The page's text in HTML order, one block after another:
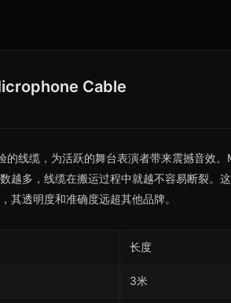
Cable
线缆，为活跃的舞台表演者带来震撼音效
越多，线缆在搬运过程中就越不容易断裂。
其透明度和准确度远超其他品牌。
长度
3米